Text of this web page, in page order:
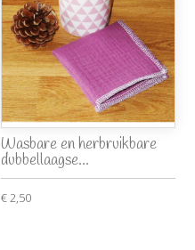
Wasbare en herbruikbare
dubbellaagse...
€ 2,50